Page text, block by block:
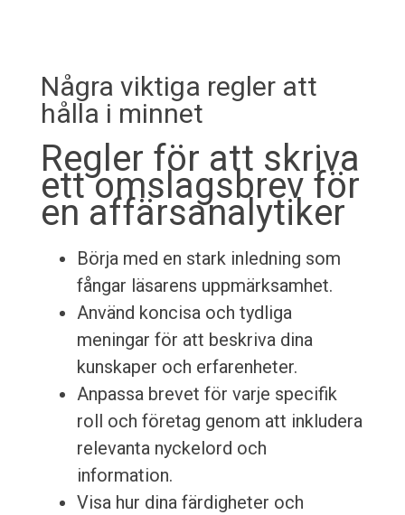
Några viktiga regler att
hålla i minnet
Regler för att skriva
ett omslagsbrev för
en affärsanalytiker
Börja med en stark inledning som
fångar läsarens uppmärksamhet.
Använd koncisa och tydliga
meningar för att beskriva dina
kunskaper och erfarenheter.
Anpassa brevet för varje specifik
roll och företag genom att inkludera
relevanta nyckelord och
information.
Visa hur dina färdigheter och